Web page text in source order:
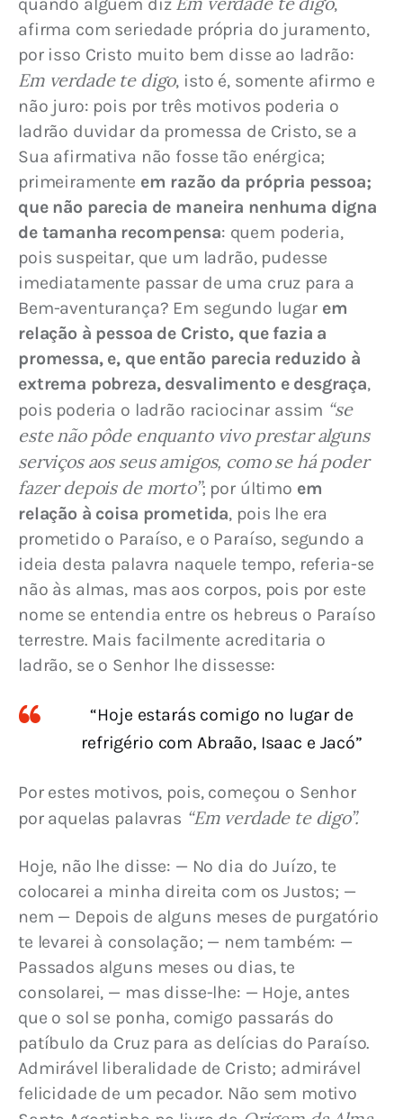
afirma com seriedade própria do juramento,
por isso Cristo muito bem disse ao ladrão:
Em verdade te digo, isto é, somente afirmo e
não juro: pois por três motivos poderia o
ladrão duvidar da promessa de Cristo, se a
Sua afirmativa não fosse tão enérgica;
primeiramente em razão da própria pessoa;
que não parecia de maneira nenhuma digna
de tamanha recompensa: quem poderia,
pois suspeitar, que um ladrão, pudesse
imediatamente passar de uma cruz para a
Bem-aventurança? Em segundo lugar em
relação à pessoa de Cristo, que fazia a
promessa, e, que então parecia reduzido à
extrema pobreza, desvalimento e desgraça,
pois poderia o ladrão raciocinar assim “se
este não pôde enquanto vivo prestar alguns
serviços aos seus amigos, como se há poder
fazer depois de morto”; por último em
relação à coisa prometida, pois lhe era
prometido o Paraíso, e o Paraíso, segundo a
ideia desta palavra naquele tempo, referia-se
não às almas, mas aos corpos, pois por este
nome se entendia entre os hebreus o Paraíso
terrestre. Mais facilmente acreditaria o
ladrão, se o Senhor lhe dissesse:
“Hoje estarás comigo no lugar de
refrigério com Abraão, Isaac e Jacó”
Por estes motivos, pois, começou o Senhor
por aquelas palavras “Em verdade te digo”.
Hoje, não lhe disse: — No dia do Juízo, te
colocarei a minha direita com os Justos; —
nem — Depois de alguns meses de purgatório
te levarei à consolação; — nem também: —
Passados alguns meses ou dias, te
consolarei, — mas disse-lhe: — Hoje, antes
que o sol se ponha, comigo passarás do
patíbulo da Cruz para as delícias do Paraíso.
Admirável liberalidade de Cristo; admirável
felicidade de um pecador. Não sem motivo